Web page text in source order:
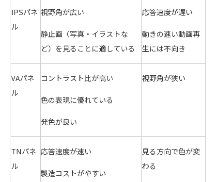
IPSパネ
ル
視野角が広い
静止画（写真・イラストな
ど）を見ることに適している
応答速度が遅い
動きの速い動画再
生には不向き
VAパネ
ル
コントラスト比が高い
色の表現に優れている
発色が良い
視野角が狭い
TNパネ
ル
応答速度が速い
製造コストがやすい
見る方向で色が変
わる